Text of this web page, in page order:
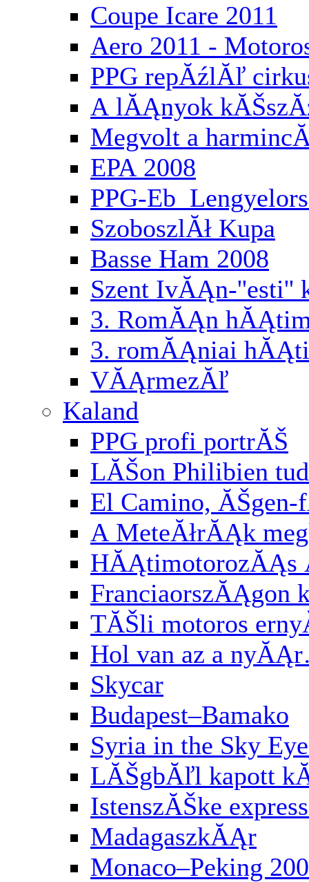
Coupe Icare 2011
Aero 2011 -
PPG repĂźlĂľ
A lĂĄnyok
Megvolt a
EPA 2008
PPG-Eb
SzoboszlĂł Kupa
Basse Ham 2008
Szent IvĂĄn-
3. RomĂĄn
3. romĂĄniai
VĂĄrmezĂľ
Kaland
PPG profi portrĂŠ
LĂŠon Philibien
El Camino, ĂŠgen-
A MeteĂłrĂĄk
HĂĄtimotorozĂĄs
FranciaorszĂĄgon
TĂŠli motoros
Hol van az a
Skycar
Budapest–Bamako
Syria in the Sky
LĂŠgbĂľl kapott
IstenszĂŠke
MadagaszkĂĄr
Monaco–Peking